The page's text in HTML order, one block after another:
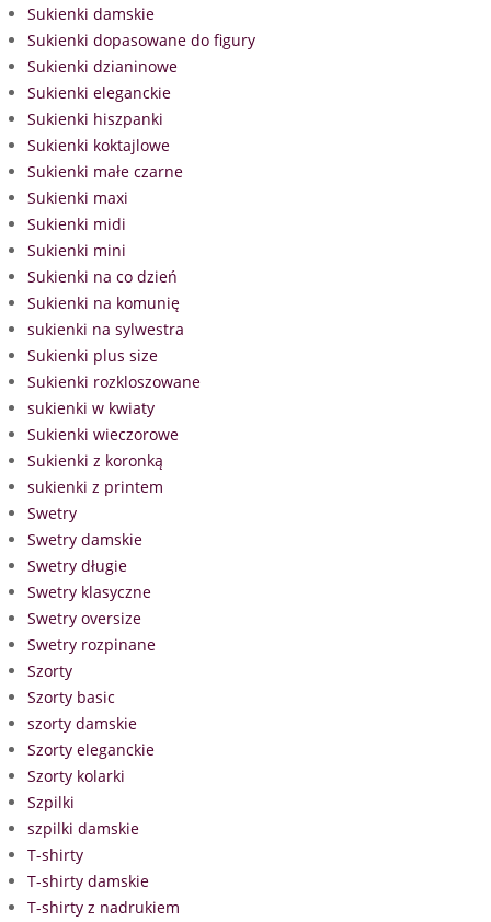
Sukienki damskie
Sukienki dopasowane do figury
Sukienki dzianinowe
Sukienki eleganckie
Sukienki hiszpanki
Sukienki koktajlowe
Sukienki małe czarne
Sukienki maxi
Sukienki midi
Sukienki mini
Sukienki na co dzień
Sukienki na komunię
sukienki na sylwestra
Sukienki plus size
Sukienki rozkloszowane
sukienki w kwiaty
Sukienki wieczorowe
Sukienki z koronką
sukienki z printem
Swetry
Swetry damskie
Swetry długie
Swetry klasyczne
Swetry oversize
Swetry rozpinane
Szorty
Szorty basic
szorty damskie
Szorty eleganckie
Szorty kolarki
Szpilki
szpilki damskie
T-shirty
T-shirty damskie
T-shirty z nadrukiem